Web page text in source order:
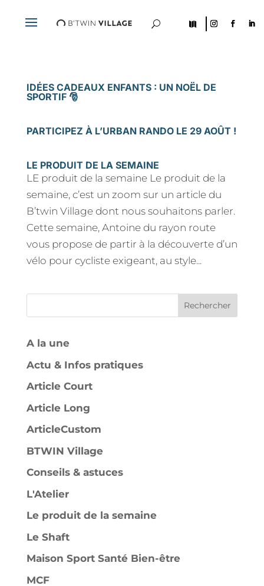

U
IDÉES CADEAUX ENFANTS : UN NOËL DE
SPORTIF 🎅
PARTICIPEZ À L’URBAN RANDO LE 29 AOÛT !
LE PRODUIT DE LA SEMAINE
LE produit de la semaine Le produit de la
semaine, c’est un zoom sur un article du
B’twin Village dont nous souhaitons parler.
Cette semaine, Antoine du rayon route
vous propose de partir à la découverte d’un
vélo pour cycliste exigeant, au style...
Rechercher
A la une
Actu & Infos pratiques
Article Court
Article Long
ArticleCustom
BTWIN Village
Conseils & astuces
L'Atelier
Le produit de la semaine
Le Shaft
Maison Sport Santé Bien-être
MCF